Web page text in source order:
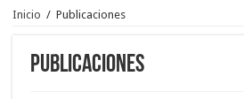
Inicio / Publicaciones
Publicaciones